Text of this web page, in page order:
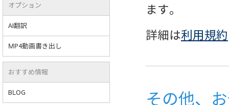
ます。
詳細は利用規約
その他、
オプション
AI翻訳
MP4動画書き出し
おすすめ情報
BLOG